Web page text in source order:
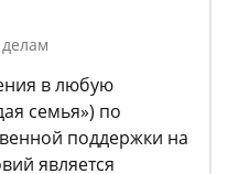
в любую
семья») по
поддержки на
является